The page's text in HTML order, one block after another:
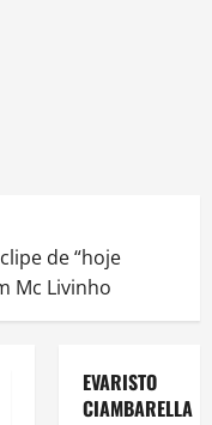
de “hoje
Mc Livinho
EVARISTO
CIAMBARELLA